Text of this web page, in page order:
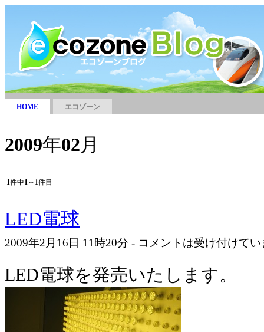
HOME エコゾーン
2009年02月
1件中1～ 1件目
LED電球
2009年2月16日 11時20分 - コメントは受け付けて
LED電球を発売いたします。